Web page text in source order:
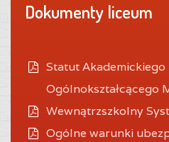
Dokumenty liceum
Statut Akademickiego
Ogólnokształcącego
Wewnątrzszkolny
Ogólne warunki